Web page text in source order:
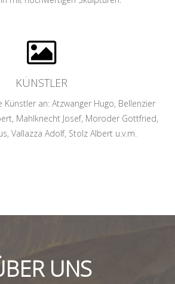
KÜNSTLER
an: Atzwanger Hugo, Bellenzier
Mahlknecht Josef, Moroder Gottfried,
Vallazza Adolf, Stolz Albert u.v.m.
UNS